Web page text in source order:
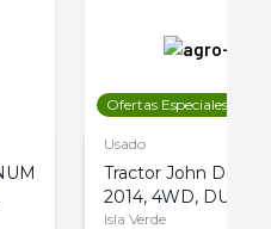
Ofertas Especiales
Usado
Tractor John Deere
2014, 4WD, DUAL
Isla Verde